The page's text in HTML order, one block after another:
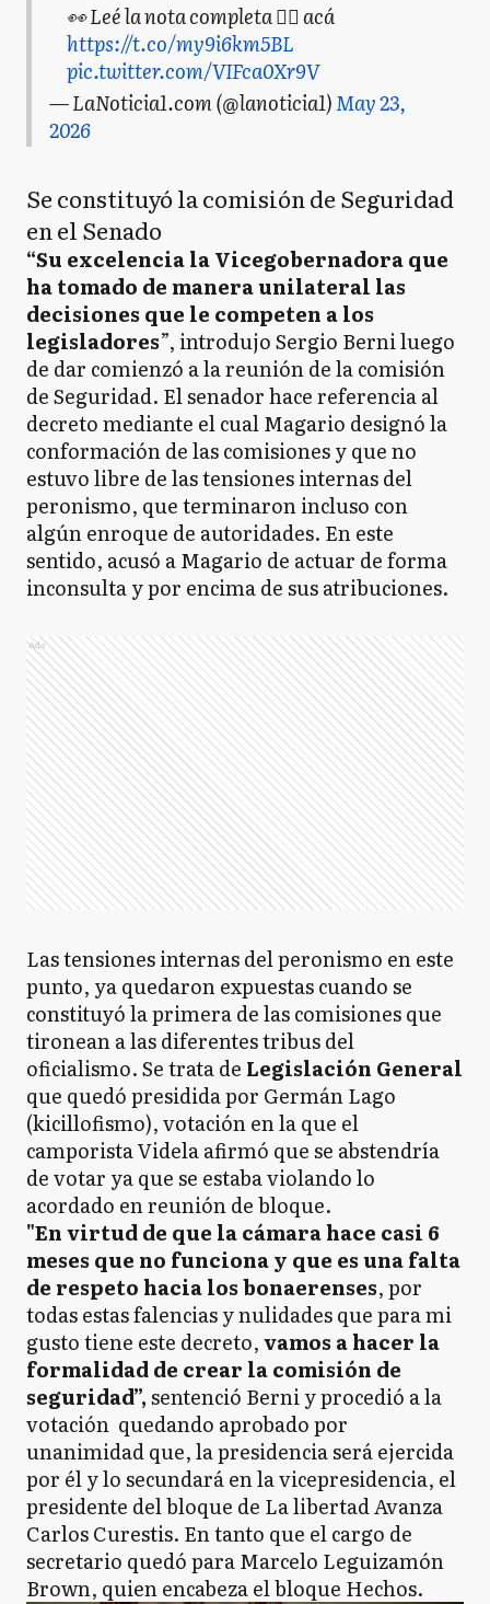
👀 Leé la nota completa ✍🏻 acá
https://t.co/my9i6km5BL
pic.twitter.com/VIFca0Xr9V
— LaNoticia1.com (@lanoticia1)May 23,
2026
Se constituyó la comisión de Seguridad
en el Senado
“Su excelencia la Vicegobernadora que
ha tomado de manera unilateral las
decisiones que le competen a los
legisladores”, introdujo Sergio Berni luego
de dar comienzó a la reunión de la comisión
de Seguridad. El senador hace referencia al
decreto mediante el cual Magario designó la
conformación de las comisiones y que no
estuvo libre de las tensiones internas del
peronismo, que terminaron incluso con
algún enroque de autoridades. En este
sentido, acusó a Magario de actuar de forma
inconsulta y por encima de sus atribuciones.
Ads
Las tensiones internas del peronismo en este
punto, ya quedaron expuestas cuando se
constituyó la primera de las comisiones que
tironean a las diferentes tribus del
oficialismo. Se trata de Legislación General
que quedó presidida por Germán Lago
(kicillofismo), votación en la que el
camporista Videla afirmó que se abstendría
de votar ya que se estaba violando lo
acordado en reunión de bloque.
"En virtud de que la cámara hace casi 6
meses que no funciona y que es una falta
de respeto hacia los bonaerenses, por
todas estas falencias y nulidades que para mi
gusto tiene este decreto,vamos a hacer la
formalidad de crear la comisión de
seguridad”,sentenció Berni y procedió a la
votación quedando aprobado por
unanimidad que, la presidencia será ejercida
por él y lo secundará en la vicepresidencia, el
presidente del bloque de La libertad Avanza
Carlos Curestis. En tanto que el cargo de
secretario quedó para Marcelo Leguizamón
Brown, quien encabeza el bloque Hechos.